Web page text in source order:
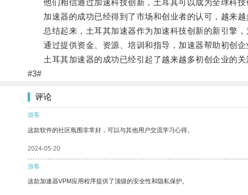
他们相信通过加速科技创新，土耳其可以成为全球科技
加速器的成功已经得到了市场和创业者的认可，越来越
总结起来，土耳其加速器作为加速科技创新的新引擎，
通过提供资金、资源、培训和指导，加速器帮助初创企
土耳其加速器的成功已经引起了越来越多初创企业的关
#3#
评论
游客
这款软件的社区氛围非常好，可以与其他用户交流学习心得。
2024-05-20
游客
这款加速器VPM应用程序提供了顶级的安全性和隐私保护。